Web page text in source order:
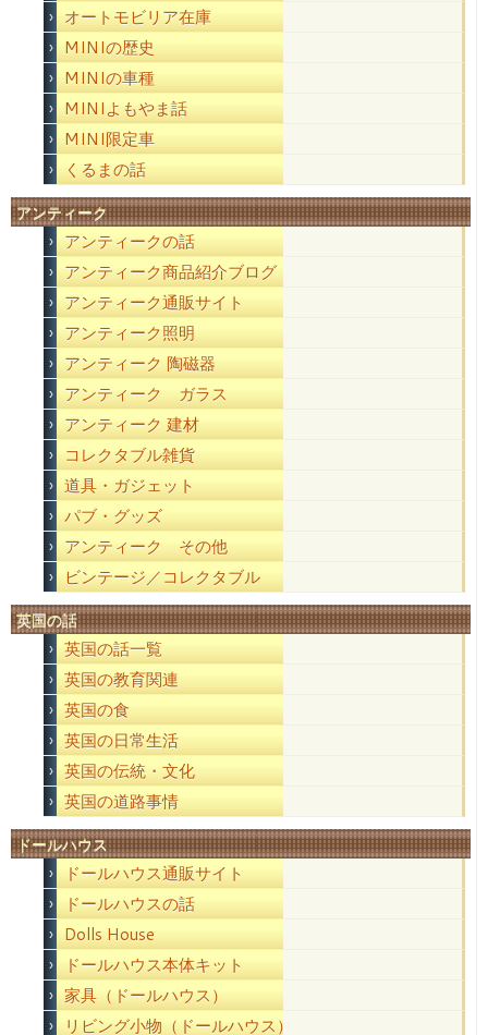
オートモビリア在庫
MINIの歴史
MINIの車種
MINIよもやま話
MINI限定車
くるまの話
アンティーク
アンティークの話
アンティーク商品紹介ブログ
アンティーク通販サイト
アンティーク照明
アンティーク 陶磁器
アンティーク ガラス
アンティーク 建材
コレクタブル雑貨
道具・ガジェット
パブ・グッズ
アンティーク その他
ビンテージ／コレクタブル
英国の話
英国の話一覧
英国の教育関連
英国の食
英国の日常生活
英国の伝統・文化
英国の道路事情
ドールハウス
ドールハウス通販サイト
ドールハウスの話
Dolls House
ドールハウス本体キット
家具（ドールハウス）
リビング小物（ドールハウス）